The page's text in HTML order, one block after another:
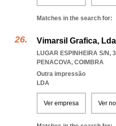
Matches in the search for:
Vimarsil Grafica, Lda
LUGAR ESPINHEIRA S/N,
PENACOVA, COIMBRA
Outra impressão
LDA
Ver empresa Ver